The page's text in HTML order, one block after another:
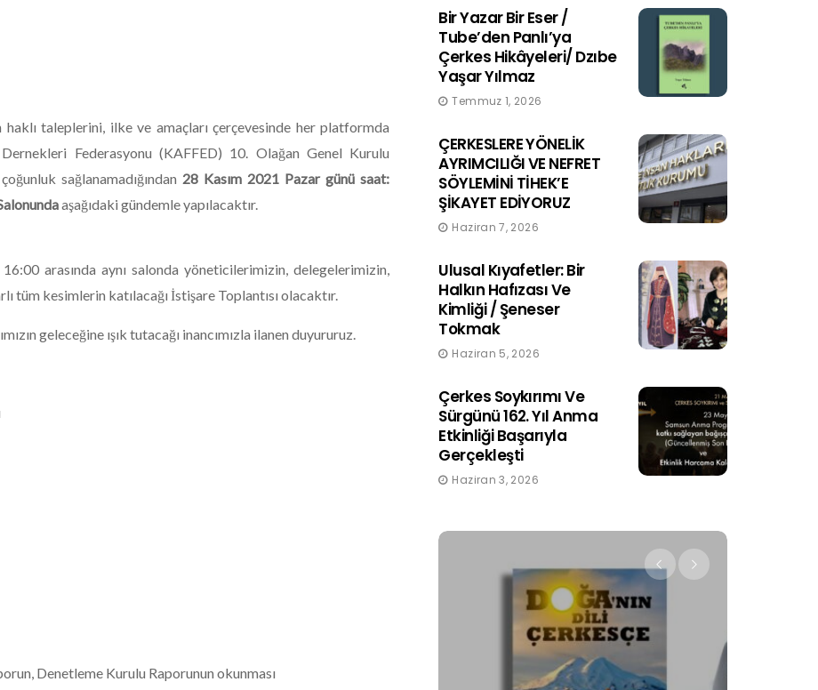
haklı taleplerini, ilke ve amaçları çerçevesinde her platformda
Federasyonu (KAFFED) 10. Olağan Genel Kurulu
sağlanamadığından 28 Kasım 2021 Pazar günü saat:
aşağıdaki gündemle yapılacaktır.
arasında aynı salonda yöneticilerimizin, delegelerimizin,
kesimlerin katılacağı İstişare Toplantısı olacaktır.
geleceğine ışık tutacağı inancımızla ilanen duyururuz.
Denetleme Kurulu Raporunun okunması
Bir Yazar Bir Eser /
Tube’den Panlı’ya
Çerkes Hikâyeleri/ Dzıbe
Yaşar Yılmaz
Temmuz 1, 2026
ÇERKESLERE YÖNELİK
AYRIMCILIĞI VE NEFRET
SÖYLEMİNİ TİHEK’E
ŞİKAYET EDİYORUZ
Haziran 7, 2026
Ulusal Kıyafetler: Bir
Halkın Hafızası Ve
Kimliği / Şeneser
Tokmak
Haziran 5, 2026
Çerkes Soykırımı Ve
Sürgünü 162. Yıl Anma
Etkinliği Başarıyla
Gerçekleşti
Haziran 3, 2026